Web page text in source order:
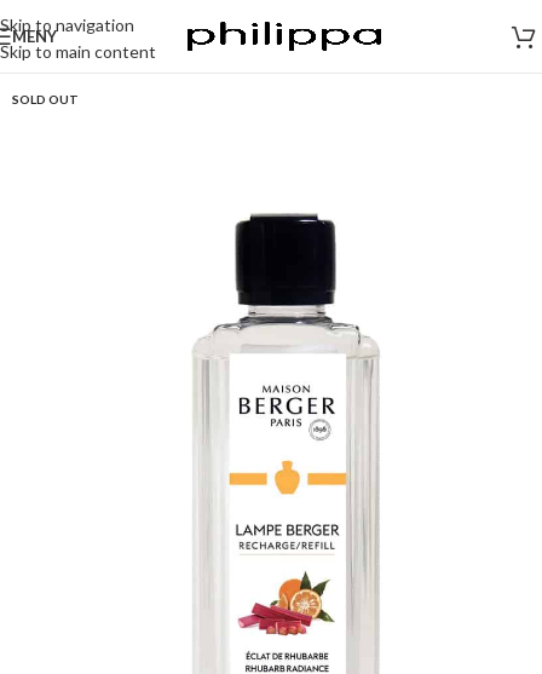
Skip to navigation
Skip to main content
MENY
SOLD OUT